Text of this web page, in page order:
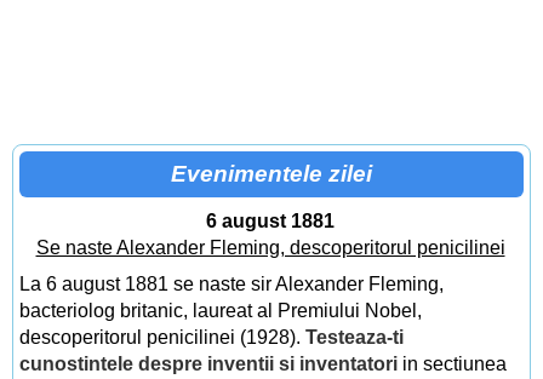
Evenimentele zilei
6 august 1881
Se naste Alexander Fleming, descoperitorul penicilinei
La 6 august 1881 se naste sir Alexander Fleming,
bacteriolog britanic, laureat al Premiului Nobel,
descoperitorul penicilinei (1928). Testeaza-ti
cunostintele despre inventii si inventatori in sectiunea